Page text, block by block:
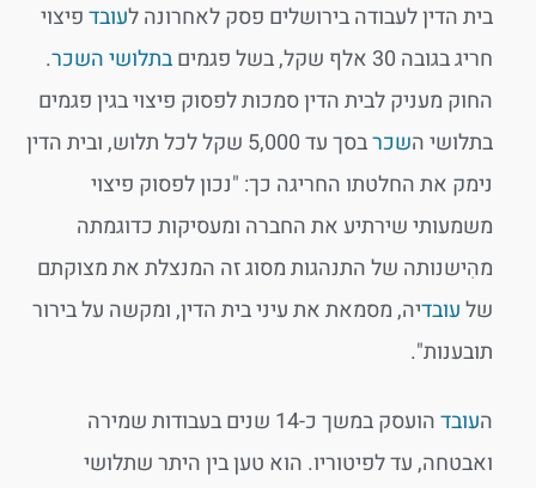
בית הדין לעבודה בירושלים פסק לאחרונה לעובדפיצוי
חריג בגובה 30 אלף שקל, בשל פגמים
בתלושי השכר.
החוק מעניק לבית הדין סמכות לפסוק פיצוי בגין פגמים
בתלושי השכר
בסך עד 5,000 שקל לכל תלוש, ובית הדין
נימק את החלטתו החריגה כך: "נכון לפסוק פיצוי
משמעותי שירתיע את החברה ומעסיקות כדוגמתה
מהִישנותה של התנהגות מסוג זה המנצלת את מצוקתם
שלעובדיה, מסמאת את עיני בית הדין, ומקשה על בירור
תובענות".
העובד
הועסק במשך כ-14 שנים בעבודות שמירה
ואבטחה, עד לפיטוריו. הוא טען בין היתר שתלושי